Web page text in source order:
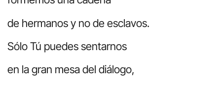
de hermanos y no de esclavos.
Sólo Tú puedes sentarnos
en la gran mesa del diálogo,